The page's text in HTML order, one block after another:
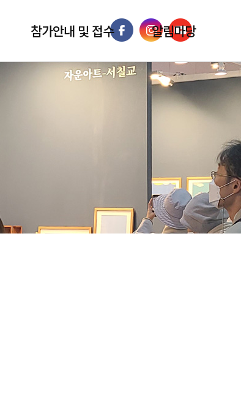
참가안내 및 접수 알림마당